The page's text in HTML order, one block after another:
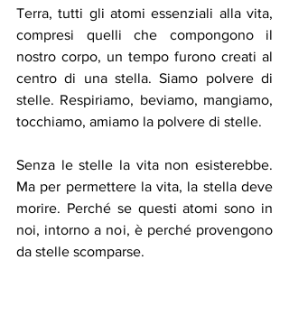
Terra, tutti gli atomi essenziali alla vita,
compresi quelli che compongono il
nostro corpo, un tempo furono creati al
centro di una stella. Siamo polvere di
stelle. Respiriamo, beviamo, mangiamo,
tocchiamo, amiamo la polvere di stelle.
Senza le stelle la vita non esisterebbe.
Ma per permettere la vita, la stella deve
morire. Perché se questi atomi sono in
noi, intorno a noi, è perché provengono
da stelle scomparse.